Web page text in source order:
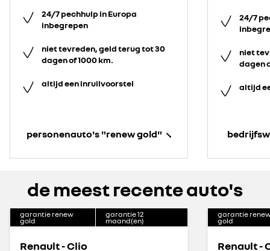
24/7 pechhulp in Europa
inbegrepen
niet tevreden, geld terug tot 30
dagen of 1000 km.
altijd een inruilvoorstel
personenauto's "renew gold"
24/7
niet
dagen
altijd
de meest recente auto's
garantie renew
gold
garantie12
maand(en)
Renault - Clio
garantie
gold
Renault -